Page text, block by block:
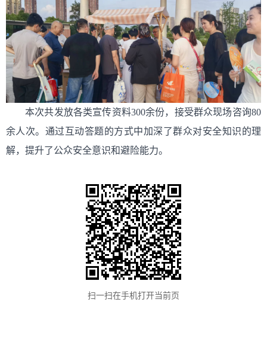
本次共发放各类宣传资料300余份，接受群众现场咨询80
余人次。通过互动答题的方式中加深了群众对安全知识的理
解，提升了公众安全意识和避险能力。
扫一扫在手机打开当前页